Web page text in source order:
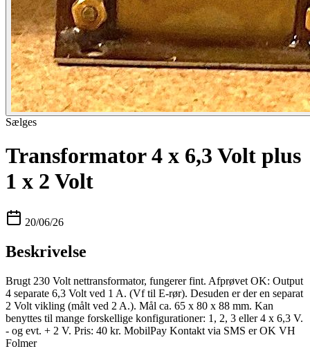
Sælges
Transformator 4 x 6,3 Volt plus
1 x 2 Volt
20/06/26
Beskrivelse
Brugt 230 Volt nettransformator, fungerer fint. Afprøvet OK: Output
4 separate 6,3 Volt ved 1 A. (Vf til E-rør). Desuden er der en separat
2 Volt vikling (målt ved 2 A.). Mål ca. 65 x 80 x 88 mm. Kan
benyttes til mange forskellige konfigurationer: 1, 2, 3 eller 4 x 6,3 V.
- og evt. + 2 V. Pris: 40 kr. MobilPay Kontakt via SMS er OK VH
Folmer